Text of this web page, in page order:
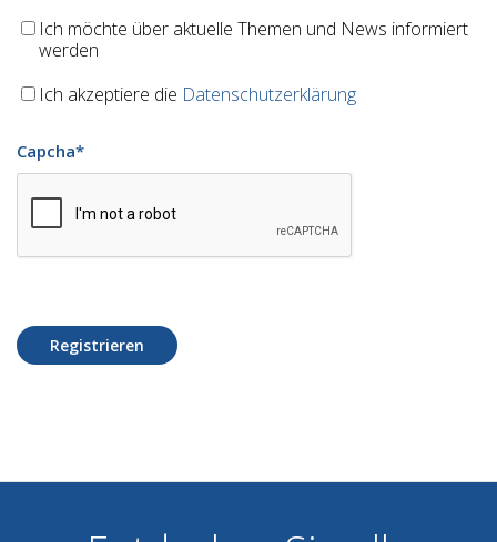
Ich möchte über aktuelle Themen und News informiert
werden
Ich akzeptiere die Datenschutzerklärung
Capcha*
Registrieren